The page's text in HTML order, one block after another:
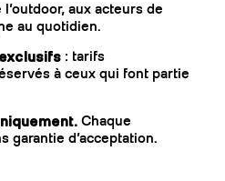
aux acteurs de
au quotidien.
: tarifs
à ceux qui font partie
Chaque
garantie d’acceptation.